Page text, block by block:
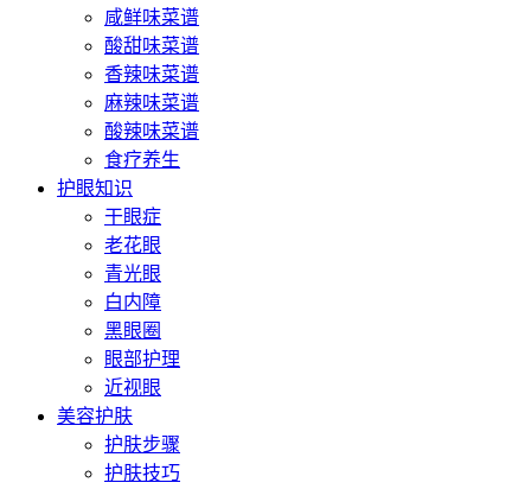
咸鲜味菜谱
酸甜味菜谱
香辣味菜谱
麻辣味菜谱
酸辣味菜谱
食疗养生
护眼知识
干眼症
老花眼
青光眼
白内障
黑眼圈
眼部护理
近视眼
美容护肤
护肤步骤
护肤技巧